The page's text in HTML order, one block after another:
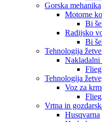
Gorska mehanika
Motorne
Bi
Radijsko
Bi
Tehnologija
Nakladalni
Tehnologija
Voz za
Vrtna in
Husqvarna